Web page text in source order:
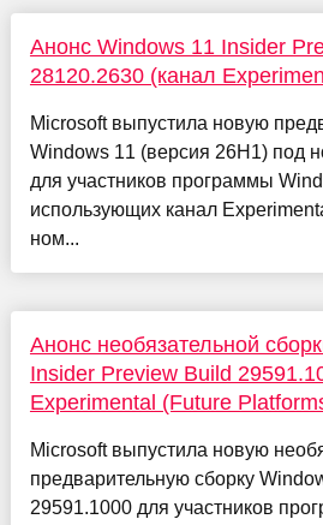
Анонс Windows 11 Insider
28120.2630 (канал
Microsoft выпустила новую
Windows 11 (версия 26H1) под
для участников программы
использующих канал
ном...
Анонс необязательной
Insider Preview Build
Experimental (Future
Microsoft выпустила новую
предварительную сборку
29591.1000 для участников